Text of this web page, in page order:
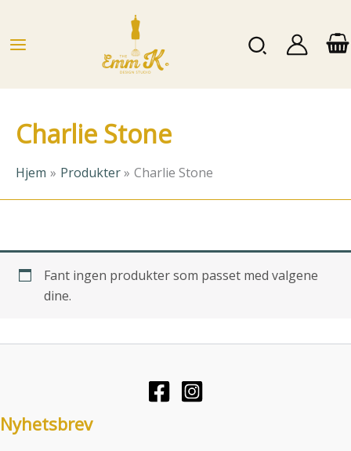
Søk
Charlie Stone
Hjem Produkter Charlie Stone
Fant ingen produkter som passet med valgene
dine.
Nyhetsbrev